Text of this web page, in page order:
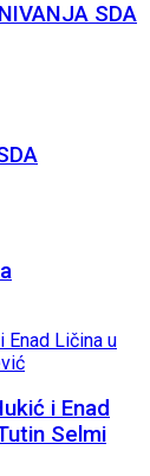
SDA
i Enad
Selmi